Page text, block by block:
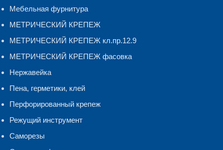
Мебельная фурнитура
МЕТРИЧЕСКИЙ КРЕПЕЖ
МЕТРИЧЕСКИЙ КРЕПЕЖ кл.пр.12.9
МЕТРИЧЕСКИЙ КРЕПЕЖ фасовка
Нержавейка
Пена, герметики, клей
Перфорированный крепеж
Режущий инструмент
Саморезы